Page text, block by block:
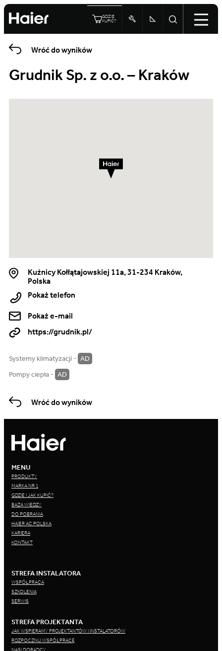
GDZIE
KUPIĆ?
Wróć do wyników
Grudnik Sp. z o.o. – Kraków
Kuźnicy Kołłątajowskiej 11a, 31-234 Kraków,
Polska
Pokaż telefon
https://grudnik.pl/
Pokaż e-mail
Systemy klimatyzacji - AD
Pompy ciepła - AD
Wróć do wyników
MENU
PRODUKTY
MARKA NR 1
GDZIE I JAK KUPIĆ?
BAZA WIEDZY
DO POBRANIA
HAIER AC POLSKA
KARIERA
KONTAKT
STREFA INSTALATORA
WSPÓŁPRACA
SZKOLENIA
SERWIS
STREFA PROJEKTANTA
JAK WSPIERAMY PROJEKTANTÓW I INSTALATORÓW
ROZPOCZNIJ WSPÓŁPRACĘ